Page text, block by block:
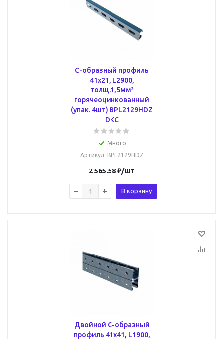
С-образный профиль
41х21, L2900,
толщ.1,5мм²
горячеоцинкованный
(упак. 4шт) BPL2129HDZ
DKC
Много
Артикул: BPL2129HDZ
2 565.58₽/шт
В корзину
Двойной С-образный
профиль 41х41, L1900,